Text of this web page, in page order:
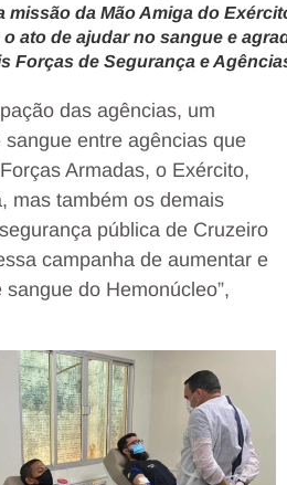
missão da Mão Amiga do
ato de ajudar no sangue e
Forças de Segurança e
das agências, um
entre agências que
Armadas, o Exército,
mas também os demais
pública de Cruzeiro
campanha de aumentar e
do Hemonúcleo”,